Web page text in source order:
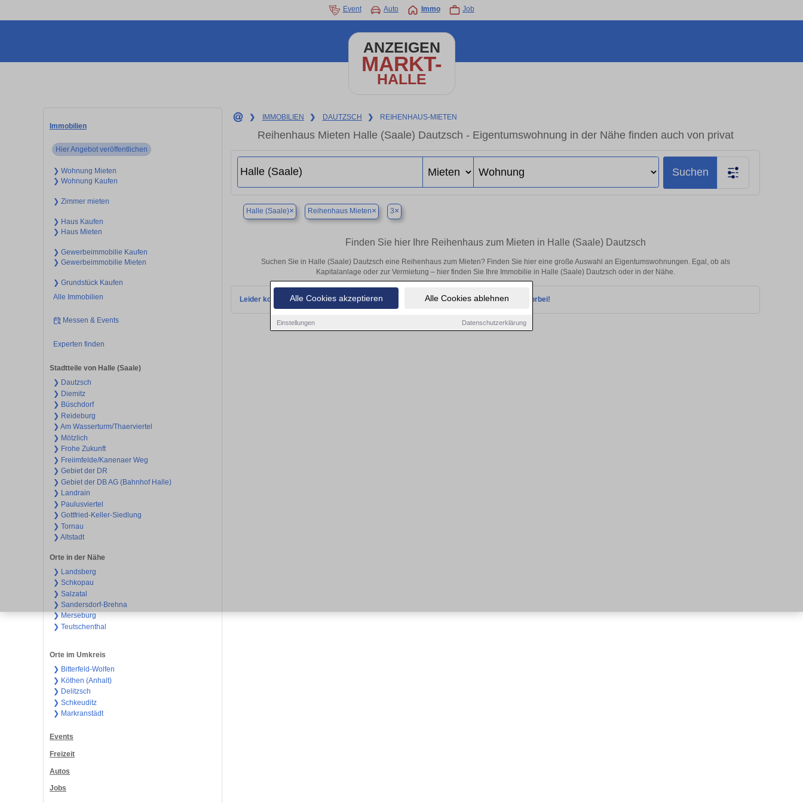
Alle Cookies akzeptieren Alle Cookies ablehnen
Einstellungen Datenschutzerklärung
Event Auto Immo Job
ANZEIGEN
MARKT-
HALLE
Immobilien
Hier Angebot veröffentlichen
❯ Wohnung Mieten
❯ Wohnung Kaufen
❯ Zimmer mieten
❯ Haus Kaufen
❯ Haus Mieten
❯ Gewerbeimmobilie Kaufen
❯ Gewerbeimmobilie Mieten
❯ Grundstück Kaufen
Alle Immobilien
Messen & Events
Experten finden
Stadtteile von Halle (Saale)
❯ Dautzsch
❯ Diemitz
❯ Büschdorf
❯ Reideburg
❯ Am Wasserturm/Thaerviertel
❯ Mötzlich
❯ Frohe Zukunft
❯ Freiimfelde/Kanenaer Weg
❯ Gebiet der DR
❯ Gebiet der DB AG (Bahnhof Halle)
❯ Landrain
❯ Paulusviertel
❯ Gottfried-Keller-Siedlung
❯ Tornau
❯ Altstadt
Orte in der Nähe
❯ Landsberg
❯ Schkopau
❯ Salzatal
❯ Sandersdorf-Brehna
❯ Merseburg
❯ Teutschenthal
Orte im Umkreis
❯ Bitterfeld-Wolfen
❯ Köthen (Anhalt)
❯ Delitzsch
❯ Schkeuditz
❯ Markranstädt
Events
Freizeit
Autos
Jobs
❯ IMMOBILIEN ❯ DAUTZSCH ❯ REIHENHAUS-MIETEN
Reihenhaus Mieten Halle (Saale) Dautzsch - Eigentumswohnung in der Nähe finden auch von privat
Suchen
Halle (Saale)× Reihenhaus Mieten× 3×
Finden Sie hier Ihre Reihenhaus zum Mieten in Halle (Saale) Dautzsch
Suchen Sie in Halle (Saale) Dautzsch eine Reihenhaus zum Mieten? Finden Sie hier eine große Auswahl an Eigentumswohnungen. Egal, ob als
Kapitalanlage oder zur Vermietung – hier finden Sie Ihre Immobilie in Halle (Saale) Dautzsch oder in der Nähe.
Leider konnten wir derzeit keine passenden Objekte finden. Schauen Sie bald wieder vorbei!